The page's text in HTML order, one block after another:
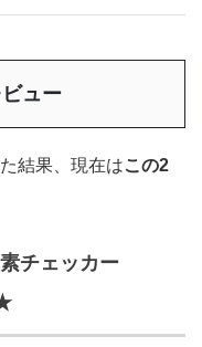
ュー
結果、現在はこの2
チェッカー